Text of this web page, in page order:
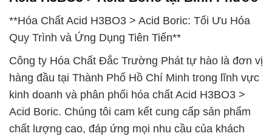
**Hóa Chất Acid H3BO3 > Acid Boric: Tối Ưu Hóa
Quy Trình và Ứng Dụng Tiên Tiến**
Công ty Hóa Chất Đắc Trường Phát tự hào là đơn vị
hàng đầu tại Thành Phố Hồ Chí Minh trong lĩnh vực
kinh doanh và phân phối hóa chất Acid H3BO3 >
Acid Boric. Chúng tôi cam kết cung cấp sản phẩm
chất lượng cao, đáp ứng mọi nhu cầu của khách